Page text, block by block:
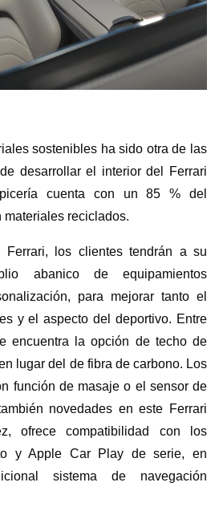
sostenibles ha sido otra de las
desarrollar el interior del Ferrari
cuenta con un 85 % del
materiales reciclados.
los clientes tendrán a su
abanico de equipamientos
para mejorar tanto el
y el aspecto del deportivo. Entre
encuentra la opción de techo de
lugar del de fibra de carbono. Los
función de masaje o el sensor de
novedades en este Ferrari
ofrece compatibilidad con los
y Apple Car Play de serie, en
sistema de navegación